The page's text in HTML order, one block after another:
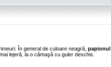
În general de culoare neagră, papionul
lejeră, la o cămaşă cu guler deschis.